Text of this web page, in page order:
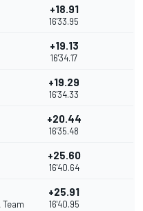
+18.91
16'33.95
+19.13
16'34.17
+19.29
16'34.33
+20.44
16'35.48
+25.60
16'40.64
Team
+25.91
16'40.95